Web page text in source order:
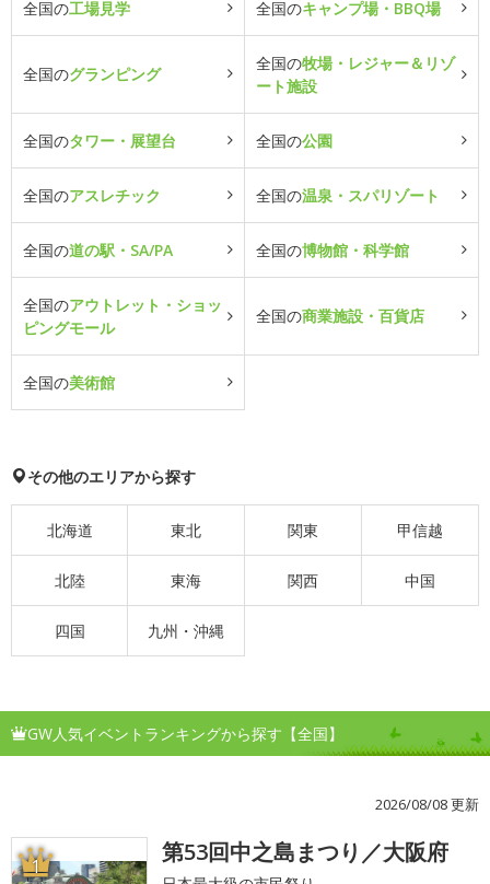
全国の工場見学 全国のキャンプ場・BBQ場
全国のグランピング
全国の牧場・レジャー＆リゾ
ート施設
全国のタワー・展望台 全国の公園
全国のアスレチック 全国の温泉・スパリゾート
全国の道の駅・SA/PA 全国の博物館・科学館
全国のアウトレット・ショッ
ピングモール
全国の商業施設・百貨店
全国の美術館
その他のエリアから探す
北海道 東北 関東 甲信越
北陸 東海 関西 中国
四国 九州・沖縄
GW人気イベントランキングから探す【全国】
2026/08/08 更新
1 第53回中之島まつり／大阪府